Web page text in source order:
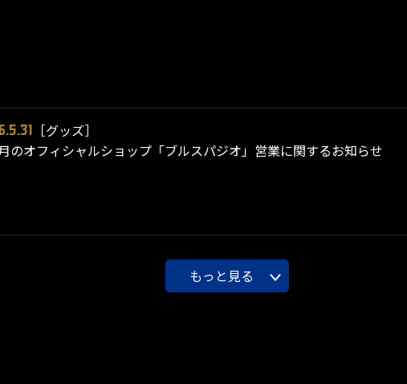
［グッズ］
のオフィシャルショップ「ブルスパジオ」営業に関するお知らせ
もっと見る